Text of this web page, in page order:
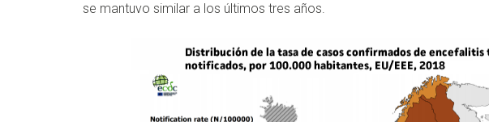
se mantuvo similar a los últimos tres años.